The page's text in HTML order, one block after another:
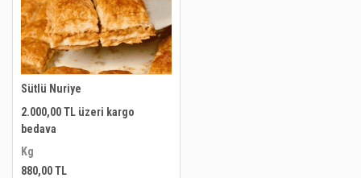
Sütlü Nuriye
2.000,00 TL üzeri kargo
bedava
Kg
880,00 TL